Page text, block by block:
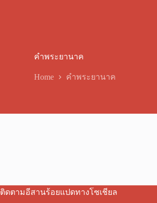
คำพระยานาค
Home คำพระยานาค
ติดตามอีสานร้อยแปดทางโซเชียล